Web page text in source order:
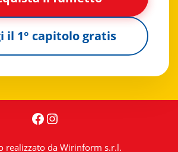
il 1° capitolo gratis
Facebook
Instagram
realizzato da Wirinform s.r.l.